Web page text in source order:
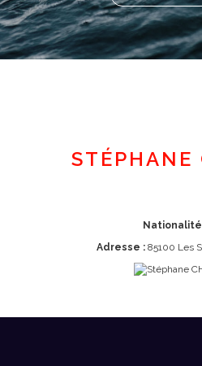
STÉPHANE
Nationalité
Adresse : 85100 Les